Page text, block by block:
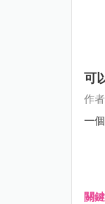
可
作
一
關